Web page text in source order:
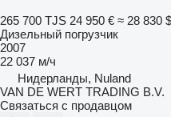
265 700 TJS 24 950 € ≈ 28 830 $
Дизельный погрузчик
2007
22 037 м/ч
Нидерланды, Nuland
VAN DE WERT TRADING B.V.
Связаться с продавцом